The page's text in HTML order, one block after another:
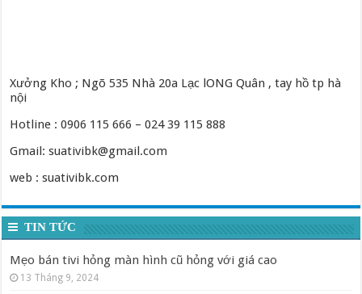
Xưởng Kho ; Ngõ 535 Nhà 20a Lạc lONG Quân , tay hồ tp hà
nội
Hotline : 0906 115 666 – 024 39 115 888
Gmail: suativibk@gmail.com
web : suativibk.com
TIN TỨC
Mẹo bán tivi hỏng màn hình cũ hỏng với giá cao
13 Tháng 9, 2024